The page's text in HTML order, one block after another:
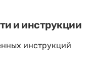
и инструкции
инструкций